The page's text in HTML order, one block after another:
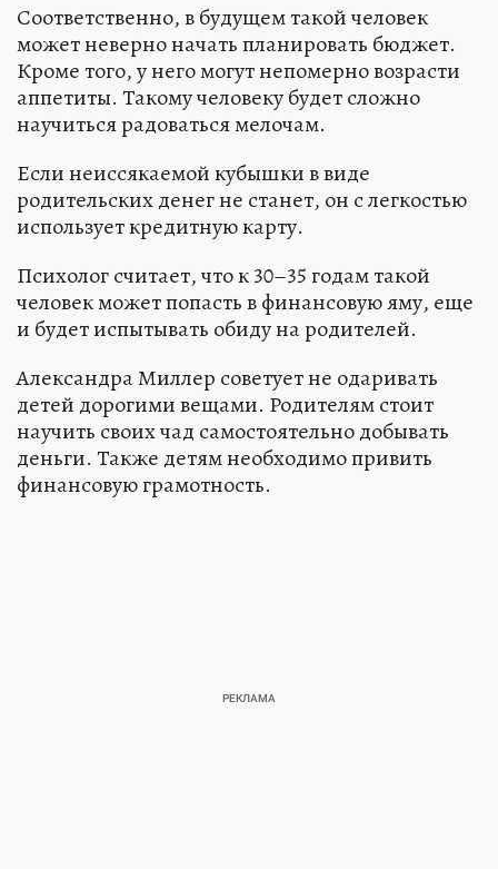
Соответственно, в будущем такой человек
может неверно начать планировать бюджет.
Кроме того, у него могут непомерно возрасти
аппетиты. Такому человеку будет сложно
научиться радоваться мелочам.
Если неиссякаемой кубышки в виде
родительских денег не станет, он с легкостью
использует кредитную карту.
Психолог считает, что к 30–35 годам такой
человек может попасть в финансовую яму, еще
и будет испытывать обиду на родителей.
Александра Миллер советует не одаривать
детей дорогими вещами. Родителям стоит
научить своих чад самостоятельно добывать
деньги. Также детям необходимо привить
финансовую грамотность.